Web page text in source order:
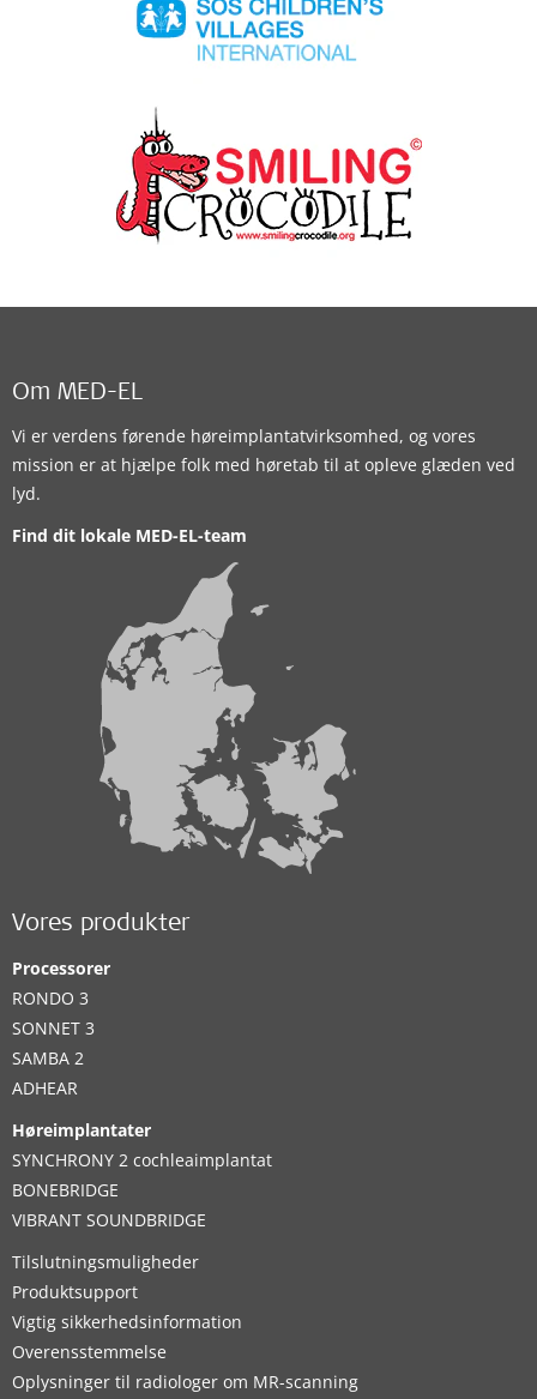
Om MED-EL
Vi er verdens førende høreimplantatvirksomhed, og vores
mission er at hjælpe folk med høretab til at opleve glæden ved
lyd.
Find dit lokale MED-EL-team
Vores produkter
Processorer
RONDO 3
SONNET 3
SAMBA 2
ADHEAR
Høreimplantater
SYNCHRONY 2 cochleaimplantat
BONEBRIDGE
VIBRANT SOUNDBRIDGE
Tilslutningsmuligheder
Produktsupport
Vigtig sikkerhedsinformation
Overensstemmelse
Oplysninger til radiologer om MR-scanning